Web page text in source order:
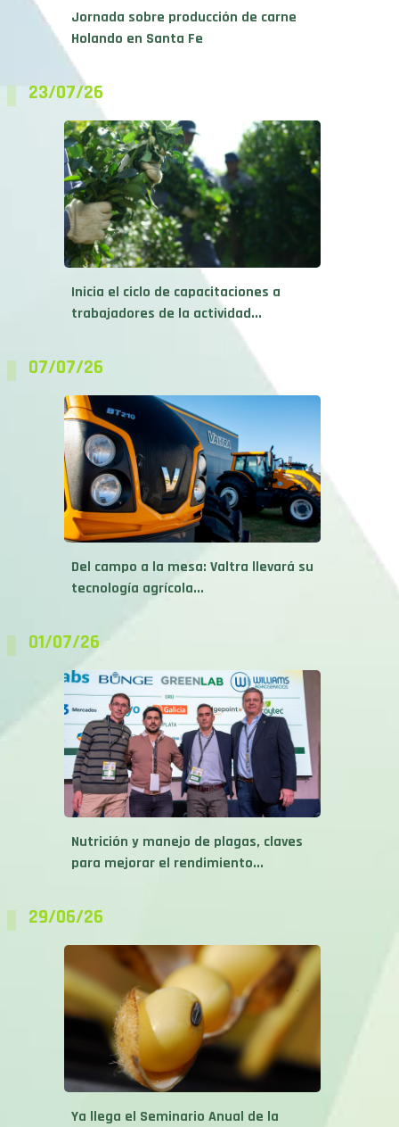
Jornada sobre producción de carne
Holando en Santa Fe
23/07/26
Inicia el ciclo de capacitaciones a
trabajadores de la actividad...
07/07/26
Del campo a la mesa: Valtra llevará su
tecnología agrícola...
01/07/26
Nutrición y manejo de plagas, claves
para mejorar el rendimiento...
29/06/26
Ya llega el Seminario Anual de la